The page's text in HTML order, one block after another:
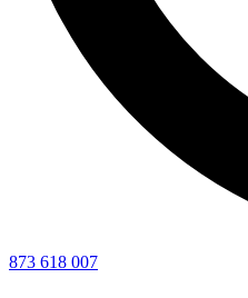
873 618 007